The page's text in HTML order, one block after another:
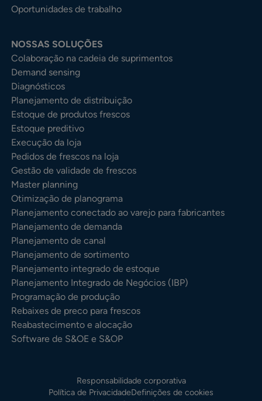
Oportunidades de trabalho
NOSSAS SOLUÇÕES
Colaboração na cadeia de suprimentos
Demand sensing
Diagnósticos
Planejamento de distribuição
Estoque de produtos frescos
Estoque preditivo
Execução da loja
Pedidos de frescos na loja
Gestão de validade de frescos
Master planning
Otimização de planograma
Planejamento conectado ao varejo para fabricantes
Planejamento de demanda
Planejamento de canal
Planejamento de sortimento
Planejamento integrado de estoque
Planejamento Integrado de Negócios (IBP)
Programação de produção
Rebaixes de preco para frescos
Reabastecimento e alocação
Software de S&OE e S&OP
Responsabilidade corporativa
Política de PrivacidadeDefinições de cookies